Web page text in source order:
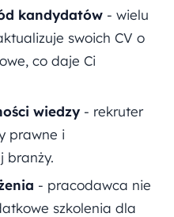
kandydatów - wielu
swoich CV o
co daje Ci
wiedzy - rekruter
prawne i
branży.
- pracodawca nie
szkolenia dla